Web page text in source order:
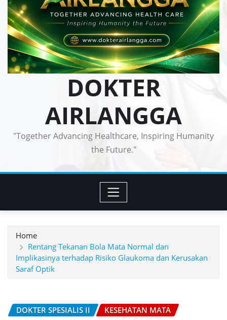
DOKTER
AIRLANGGA
"Together Advancing Healthcare, Inspiring Humanity
the Future."
Home
Rentang Tekanan Bola Mata Normal dan
Implikasinya terhadap Risiko Glaukoma dan Kerusakan
Saraf Optik
DOKTER SPESIALIS II KESEHATAN MATA